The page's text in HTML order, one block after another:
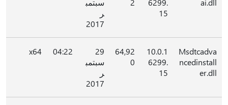
ai.dll
6299.
15
2
سبتمب
ر
2017
Msdtcadva
ncedinstall
er.dll
10.0.1
6299.
15
64,92
0
29
سبتمب
ر
2017
04:22
x64